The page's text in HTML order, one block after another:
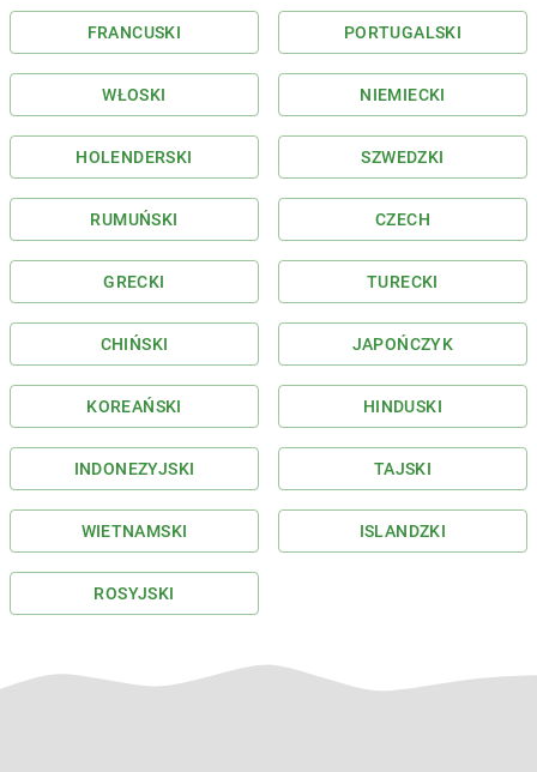
FRANCUSKI PORTUGALSKI
WŁOSKI NIEMIECKI
HOLENDERSKI SZWEDZKI
RUMUŃSKI CZECH
GRECKI TURECKI
CHIŃSKI JAPOŃCZYK
KOREAŃSKI HINDUSKI
INDONEZYJSKI TAJSKI
WIETNAMSKI ISLANDZKI
ROSYJSKI